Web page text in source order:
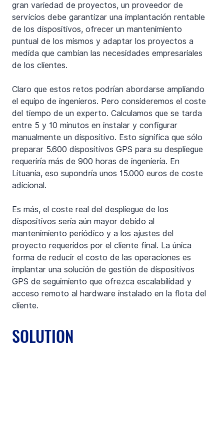
gran variedad de proyectos, un proveedor de
servicios debe garantizar una implantación rentable
de los dispositivos, ofrecer un mantenimiento
puntual de los mismos y adaptar los proyectos a
medida que cambian las necesidades empresariales
de los clientes.
Claro que estos retos podrían abordarse ampliando
el equipo de ingenieros. Pero consideremos el coste
del tiempo de un experto. Calculamos que se tarda
entre 5 y 10 minutos en instalar y configurar
manualmente un dispositivo. Esto significa que sólo
preparar 5.600 dispositivos GPS para su despliegue
requeriría más de 900 horas de ingeniería. En
Lituania, eso supondría unos 15.000 euros de coste
adicional.
Es más, el coste real del despliegue de los
dispositivos sería aún mayor debido al
mantenimiento periódico y a los ajustes del
proyecto requeridos por el cliente final. La única
forma de reducir el costo de las operaciones es
implantar una solución de gestión de dispositivos
GPS de seguimiento que ofrezca escalabilidad y
acceso remoto al hardware instalado en la flota del
cliente.
SOLUTION